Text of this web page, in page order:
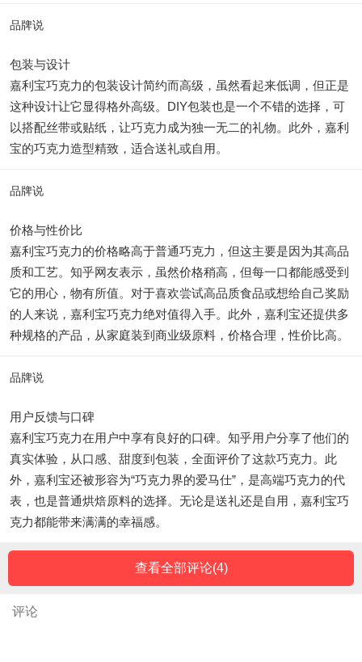
品牌说
包装与设计
嘉利宝巧克力的包装设计简约而高级，虽然看起来低调，但正是
这种设计让它显得格外高级。DIY包装也是一个不错的选择，可
以搭配丝带或贴纸，让巧克力成为独一无二的礼物。此外，嘉利
宝的巧克力造型精致，适合送礼或自用。
品牌说
价格与性价比
嘉利宝巧克力的价格略高于普通巧克力，但这主要是因为其高品
质和工艺。知乎网友表示，虽然价格稍高，但每一口都能感受到
它的用心，物有所值。对于喜欢尝试高品质食品或想给自己奖励
的人来说，嘉利宝巧克力绝对值得入手。此外，嘉利宝还提供多
种规格的产品，从家庭装到商业级原料，价格合理，性价比高。
品牌说
用户反馈与口碑
嘉利宝巧克力在用户中享有良好的口碑。知乎用户分享了他们的
真实体验，从口感、甜度到包装，全面评价了这款巧克力。此
外，嘉利宝还被形容为“巧克力界的爱马仕”，是高端巧克力的代
表，也是普通烘焙原料的选择。无论是送礼还是自用，嘉利宝巧
克力都能带来满满的幸福感。
查看全部评论(4)